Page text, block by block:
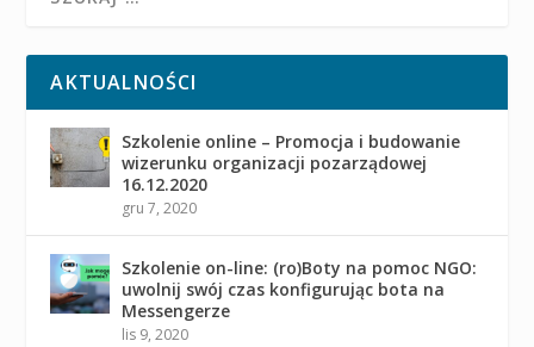
AKTUALNOŚCI
Szkolenie online – Promocja i budowanie
wizerunku organizacji pozarządowej
16.12.2020
gru 7, 2020
Szkolenie on-line: (ro)Boty na pomoc NGO:
uwolnij swój czas konfigurując bota na
Messengerze
lis 9, 2020